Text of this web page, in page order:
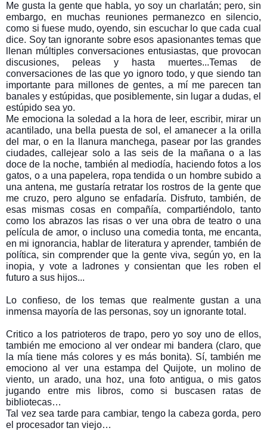
Me gusta la gente que habla, yo soy un charlatán; pero, sin
embargo, en muchas reuniones permanezco en silencio,
como si fuese mudo, oyendo, sin escuchar lo que cada cual
dice. Soy tan ignorante sobre esos apasionantes temas que
llenan múltiples conversaciones entusiastas, que provocan
discusiones, peleas y hasta muertes...Temas de
conversaciones de las que yo ignoro todo, y que siendo tan
importante para millones de gentes, a mí me parecen tan
banales y estúpidas, que posiblemente, sin lugar a dudas, el
estúpido sea yo.
Me emociona la soledad a la hora de leer, escribir, mirar un
acantilado, una bella puesta de sol, el amanecer a la orilla
del mar, o en la llanura manchega, pasear por las grandes
ciudades, callejear solo a las seis de la mañana o a las
doce de la noche, también al mediodía, haciendo fotos a los
gatos, o a una papelera, ropa tendida o un hombre subido a
una antena, me gustaría retratar los rostros de la gente que
me cruzo, pero alguno se enfadaría. Disfruto, también, de
esas mismas cosas en compañía, compartiéndolo, tanto
como los abrazos las risas o ver una obra de teatro o una
película de amor, o incluso una comedia tonta, me encanta,
en mi ignorancia, hablar de literatura y aprender, también de
política, sin comprender que la gente viva, según yo, en la
inopia, y vote a ladrones y consientan que les roben el
futuro a sus hijos...
Lo confieso, de los temas que realmente gustan a una
inmensa mayoría de las personas, soy un ignorante total.
Critico a los patrioteros de trapo, pero yo soy uno de ellos,
también me emociono al ver ondear mi bandera (claro, que
la mía tiene más colores y es más bonita). Sí, también me
emociono al ver una estampa del Quijote, un molino de
viento, un arado, una hoz, una foto antigua, o mis gatos
jugando entre mis libros, como si buscasen ratas de
bibliotecas…
Tal vez sea tarde para cambiar, tengo la cabeza gorda, pero
el procesador tan viejo…